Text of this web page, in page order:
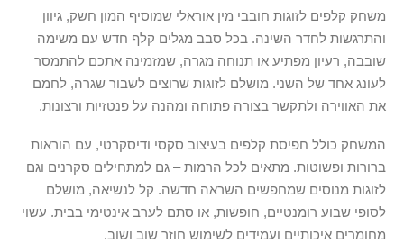
משחק קלפים לזוגות חובבי מין אוראלי שמוסיף המון חשק, גיוון
והתרגשות לחדר השינה. בכל סבב מגלים קלף חדש עם משימה
שובבה, רעיון מפתיע או תנוחה מגרה, שמזמינה אתכם להתמסר
לעונג אחד של השני. מושלם לזוגות שרוצים לשבור שגרה, לחמם
את האווירה ולתקשר בצורה פתוחה ומהנה על פנטזיות ורצונות.
המשחק כולל חפיסת קלפים בעיצוב סקסי ודיסקרטי, עם הוראות
ברורות ופשוטות. מתאים לכל הרמות – גם למתחילים סקרנים וגם
לזוגות מנוסים שמחפשים השראה חדשה. קל לנשיאה, מושלם
לסופי שבוע רומנטיים, חופשות, או סתם לערב אינטימי בבית. עשוי
מחומרים איכותיים ועמידים לשימוש חוזר שוב ושוב.